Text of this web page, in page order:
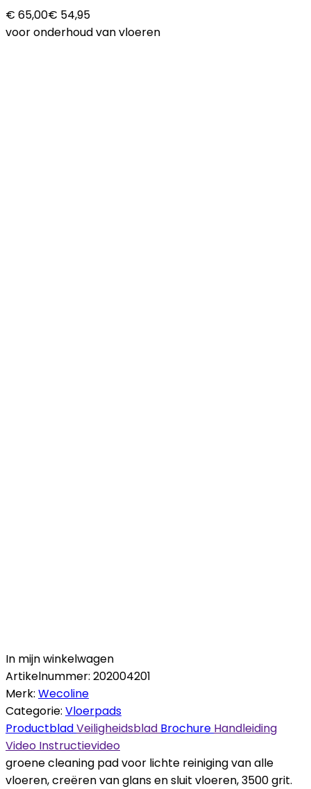
€ 65,00€ 54,95
voor onderhoud van vloeren
In mijn winkelwagen
Artikelnummer: 202004201
Merk: Wecoline
Categorie: Vloerpads
ProductbladVeiligheidsblad Brochure Handleiding
Video Instructievideo
groene cleaning pad voor lichte reiniging van alle
vloeren, creëren van glans en sluit vloeren, 3500 grit.